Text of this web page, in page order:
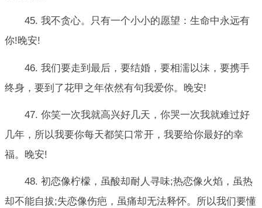
45. 我不贪心。只有一个小小的愿望：生命中永远有
你!晚安!
46. 我们要走到最后，要结婚，要相濡以沫，要携手
终身，要到了花甲之年依然有句我爱你。晚安!
47. 你笑一次我就高兴好几天，你哭一次我就难过好
几年，所以我要你每天都笑口常开，我要给你最好的幸
福。晚安!
48. 初恋像柠檬，虽酸却耐人寻味;热恋像火焰，虽热
却不能自拔;失恋像伤疤，虽痛却无法释怀。所以我们要懂